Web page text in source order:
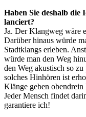
Haben Sie deshalb die
lanciert?
Ja. Der Klangweg wäre
Darüber hinaus würde
Stadtklangs erleben.
würde man den Weg
den Weg akustisch so
solches Hinhören ist
Klänge geben obendrein
Jeder Mensch findet
garantiere ich!